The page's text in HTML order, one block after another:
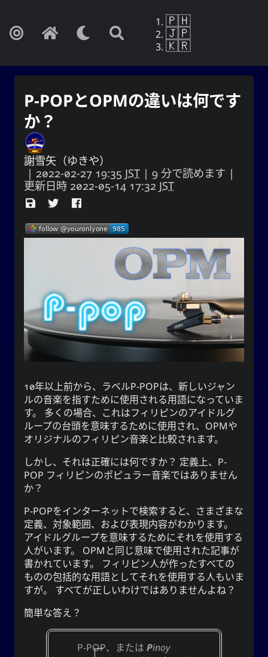
🇵🇭
🇯🇵
🇰🇷
P-POPとOPMの違いは何です
か？
謝雪矢（ゆきや）
| 2022-02-27 19:35 JST | 9 分で読めます |
更新日時 2022-05-14 17:32 JST
10年以上前から、ラベルP-POPは、新しいジャン
ルの音楽を指すために使用される用語になっていま
す。 多くの場合、これはフィリピンのアイドルグ
ループの台頭を意味するために使用され、OPMや
オリジナルのフィリピン音楽と比較されます。
しかし、それは正確には何ですか？ 定義上、 P-
POP フィリピンのポピュラー音楽ではありません
か？
P-POPをインターネットで検索すると、さまざまな
定義、対象範囲、および表現内容がわかります。
アイドルグループを意味するためにそれを使用する
人がいます。 OPM と同じ意味で使用された記事が
書かれています。 フィリピン人が作ったすべての
ものの包括的な用語としてそれを使用する人もいま
すが。 すべてが正しいわけではありませんよね？
簡単な答え？
P-POP、または Pinoy
Yohan Yukiya Sese-Cunetaㆍ사요
한・謝雪矢·ᜌᜓᜃᜒ
もしこれが忘却の終わりでないなら、私は
自分の人生がまさにこの日に終わるかのよ
うに毎日を生きるでしょう。
アドバイス
自閉症
イベント
映画
地理
文学
YOOkiクロニクルズ
YOOki
クロニクルズ
は、
謝雪矢
がカジュアルで
個人的なブログに復帰したことを意味する。
の頭文
字をマッシュアップしたものです。
ᜌᜓᜃᜒ
(
Yuki
・雪
矢
)**というニックネームがあります。
興味深いことに、中国の伝説によると、
柳
は古
代中国の姓です。 姓の祖先は、ユ·シュンという古
代の賢王と密接に関連していました。 韓国では
유
系が夏·韓·朝鮮時代にさかのぼる。 ユまたは
ユという名前の所有者は、慈善と勤勉で有名でし
また、
柳
または
柳
を意味する
柳
、
、そしてすべての人に持続的な栄養と資